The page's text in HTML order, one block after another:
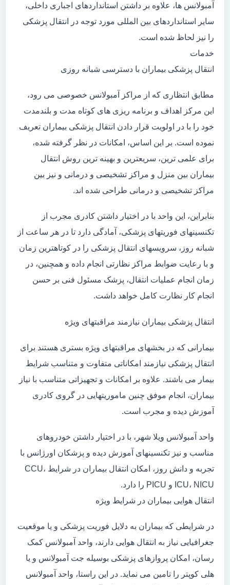
آمبولانس ها، علاوه بر داشتن استانداردهای اجباری داخلی،
سایر استانداردهای بین المللی مورد توجه در انتقال پزشکی
را نیز لحاظ شده است.
خدمات
انتقال پزشکی بیماران با دسترسی شبانه روزی
مطابق انتظاری که از مراکز آمبولانس خصوصی می رود،
این مرکز اهداف و برنامه ریزی های کوتاه مدت و بلندمدت
خود را با در اولویت قرار دادن انتقال پزشکی بیماران تعریف
نموده است. بر این اساس، امکانات در نظر گرفته شده،
برای علمی ترین، سریعترین و بهینه ترین روش انتقال
بیماران بین منزل و مراکز تشخیصی و درمانی و نیز بین
مراکز تشخیصی و درمانی طراحی شده اند.
بنابراین، این واحد با در اختیار داشتن کادری مجرب از
تکنسینهای فوریتهای پزشکی، آمادگی دارد تا در هر ساعت از
شبانه روز، سرویسهای انتقال پزشکی را در کوتاهترین زمان
و با رعایت ضوابط مراکز نظارتی انجام داده و همچنین، در
زمان انجام عملیات انتقال، پزشک مسئول فنی بر حسن
انجام کار نظارت کامل خواهد داشت.
انتقال پزشکی بیماران نیازمند مراقبتهای ویژه
بیمارانی که در بخشهای مراقبتهای ویژه بستری هستند برای
انتقال پزشکی نیازمند امکاناتی متفاوت و متناسب شرایط
بیمار می باشند. علاوه بر امکانات و تجهیزاتی متناسب با نیاز
بیماران، انجام موفق چنین ماموریتهایی در گروی کادری
آموزش دیده و مجرب است.
واحد آمبولانس ویلا شهر، با در اختیار داشتن خودروهای
مناسب و نیز تکنسینهای آموزش دیده و پزشکان اورژانس با
تجربه و دانش روز، امکان انتقال بیماران در شرایط CCU،
ICU، NICU و PICU را دارد.
انتقال هوایی بیماران در شرایط ویژه
در شرایطی که بیماران به دلایل فوریت پزشکی و یا موقعیت
جغرافیایی نیاز به انتقال هوایی دارند، واحد آمبولانس کمک
رسان، امکان پروازهای پزشکی بوسیله جت آمبولانس و یا
هلی کوپتر را تامین می نماید. در این راستا، واحد آمبولانس